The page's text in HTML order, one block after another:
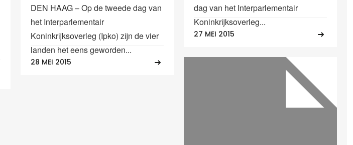
DEN HAAG – Op de tweede dag van
het Interparlementair
Koninkrijksoverleg (Ipko) zijn de vier
landen het eens geworden...
28 MEI 2015
dag van het Interparlementair
Koninkrijksoverleg...
27 MEI 2015